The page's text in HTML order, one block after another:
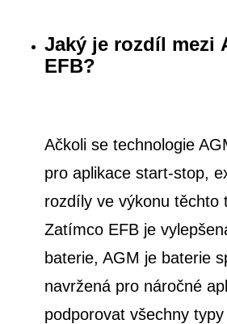
Jaký je rozdíl mezi
EFB?
Ačkoli se technologie
pro aplikace start-stop,
rozdíly ve výkonu těchto
Zatímco EFB je
baterie, AGM je baterie
navržená pro náročné
podporovat všechny